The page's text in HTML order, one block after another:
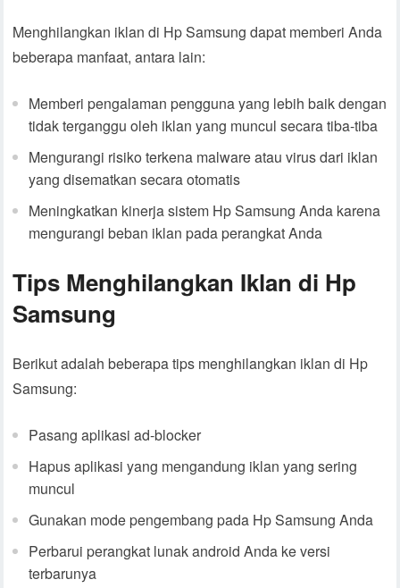
Menghilangkan iklan di Hp Samsung dapat memberi Anda
beberapa manfaat, antara lain:
Memberi pengalaman pengguna yang lebih baik dengan
tidak terganggu oleh iklan yang muncul secara tiba-tiba
Mengurangi risiko terkena malware atau virus dari iklan
yang disematkan secara otomatis
Meningkatkan kinerja sistem Hp Samsung Anda karena
mengurangi beban iklan pada perangkat Anda
Tips Menghilangkan Iklan di Hp
Samsung
Berikut adalah beberapa tips menghilangkan iklan di Hp
Samsung:
Pasang aplikasi ad-blocker
Hapus aplikasi yang mengandung iklan yang sering
muncul
Gunakan mode pengembang pada Hp Samsung Anda
Perbarui perangkat lunak android Anda ke versi
terbarunya